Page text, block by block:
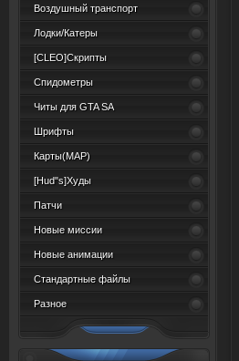
Воздушный транспорт
Лодки/Катеры
[CLEO]Скрипты
Спидометры
Читы для GTA SA
Шрифты
Карты(MAP)
[Hud"s]Худы
Патчи
Новые миссии
Новые анимации
Стандартные файлы
Разное